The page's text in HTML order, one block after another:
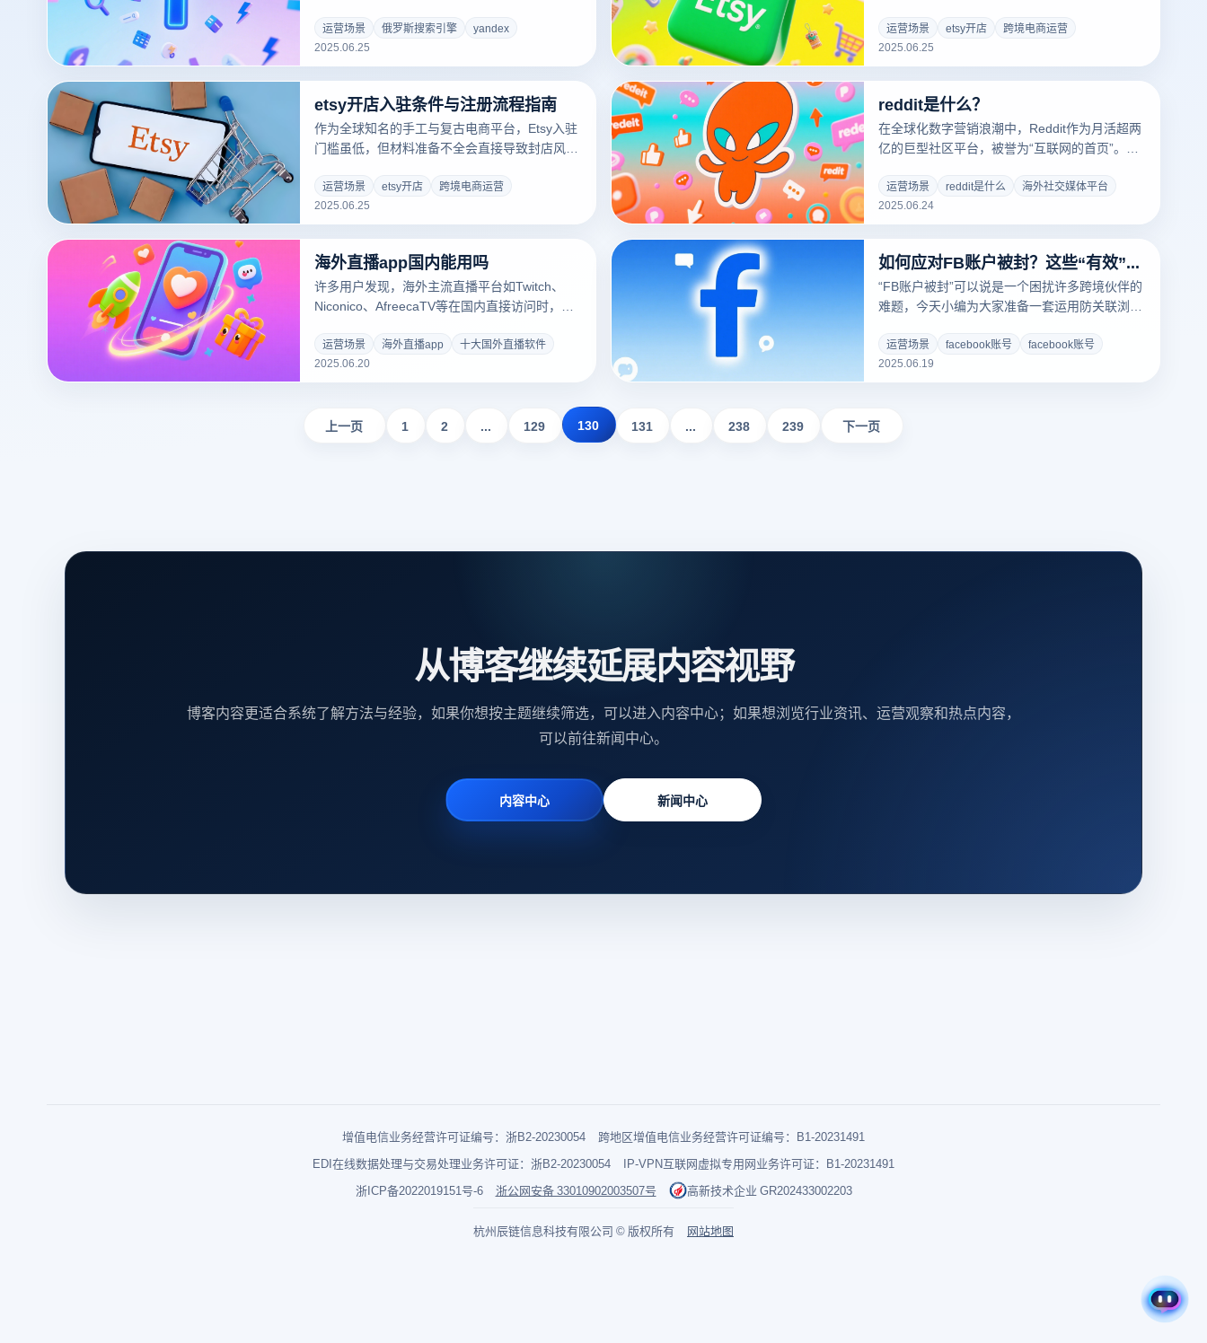
[4]]。然而，在多账号运营场景下，浏览器指纹
暴露和IP关联风险可能导致账号批量封禁。本文
将深度解析Yandex生态价值，并阐述如何通过
运营场景 俄罗斯搜索引擎
yandex
2025.06.25
存在疑问。本文将深度解析Etsy费用结构，并介
绍如何通过云登指纹浏览器实现低成本、高安全
的店铺矩阵管理。
运营场景 etsy开店
跨境电商运营
2025.06.25
etsy开店入驻条件与注册流程指南
作为全球知名的手工与复古电商平台，Etsy入驻
门槛虽低，但材料准备不全会直接导致封店风
你安全入驻Etsy！
运营场景 etsy开店
跨境电商运营
2025.06.25
reddit是什么？
在全球化数字营销浪潮中，Reddit作为月活超两
亿的巨型社区平台，被誉为“互联网的首页”。这
交生态，聚集着24-44岁高消费意愿用户群体，
成为跨境电商、品牌出海的核心战场。然而，平
台严格的防滥用机制使多账号运营面临严峻挑
方案。
运营场景 reddit是什么
海外社交媒体平台
2025.06.24
海外直播app国内能用吗
许多用户发现，海外主流直播平台如Twitch、
Niconico、AfreecaTV等在国内直接访问时，常
制源于三大技术壁垒：
运营场景 海外直播app
十大国外直播软件
2025.06.20
如何应对FB账户被封？这些“有效”方法必须get！
“FB账户被封”可以说是一个困扰许多跨境伙伴的
难题，今天小编为大家准备一套运用防关联浏览
难。
运营场景 facebook账号
facebook账号
2025.06.19
上一页 1 2 ... 129 130 131 ... 238 239 下一页
从博客继续延展内容视野
博客内容更适合系统了解方法与经验，如果你想按主题继续筛选，可以进入内容中心；如果想浏览行业资讯、运营观察和热点内容，
可以前往新闻中心。
内容中心 新闻中心
增值电信业务经营许可证编号：浙B2-20230054
跨地区增值电信业务经营许可证编号：B1-20231491
EDI在线数据处理与交易处理业务许可证：浙B2-20230054
IP-VPN互联网虚拟专用网业务许可证：B1-20231491
浙ICP备2022019151号-6
浙公网安备 33010902003507号 高新技术企业 GR202433002203
杭州辰链信息科技有限公司 © 版权所有 网站地图